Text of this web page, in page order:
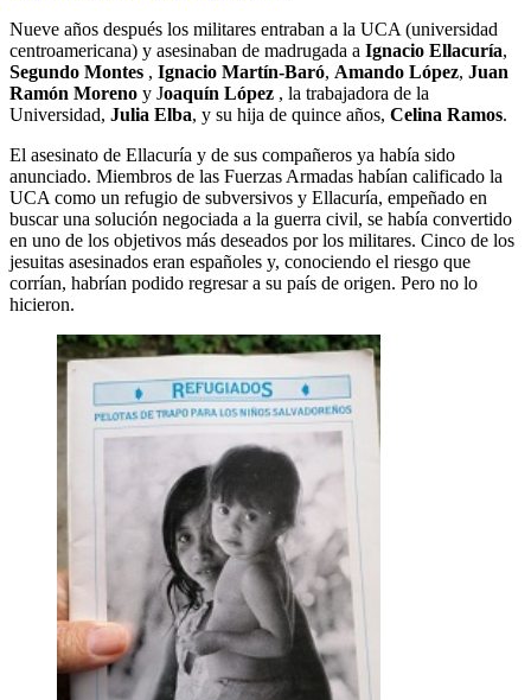
Nueve años después los militares entraban a la UCA (universidad
centroamericana) y asesinaban de madrugada a Ignacio Ellacuría,
Segundo Montes , Ignacio Martín-Baró, Amando López, Juan
Ramón Moreno y Joaquín López , la trabajadora de la
Universidad, Julia Elba, y su hija de quince años, Celina Ramos.
El asesinato de Ellacuría y de sus compañeros ya había sido
anunciado. Miembros de las Fuerzas Armadas habían calificado la
UCA como un refugio de subversivos y Ellacuría, empeñado en
buscar una solución negociada a la guerra civil, se había convertido
en uno de los objetivos más deseados por los militares. Cinco de los
jesuitas asesinados eran españoles y, conociendo el riesgo que
corrían, habrían podido regresar a su país de origen. Pero no lo
hicieron.